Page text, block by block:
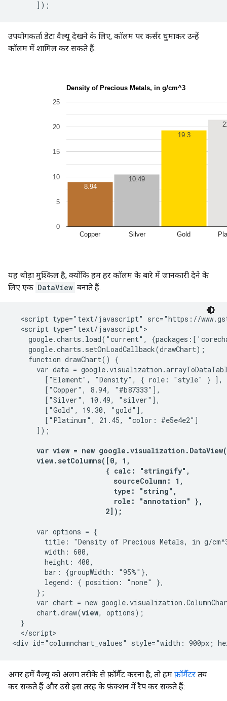
उपयोगकर्ता डेटा वैल्यू देखने के लिए, कॉलम पर कर्सर घुमाकर उन्हें
कॉलम में शामिल कर सकते हैं:
यह थोड़ा मुश्किल है, क्योंकि हम हर कॉलम के बारे में जानकारी देने के
लिए एक DataView बनाते हैं.
<script type="text/javascript" src="https://
  <script type="text/javascript">
google.charts.load("current",
    google.charts.setOnLoadCallback(drawChart);
    function drawChart() {
var data =
        ["Element", "Density", { role: "style" } ],
        ["Copper", 8.94, "#b87333"],
        ["Silver", 10.49, "silver"],
        ["Gold", 19.30, "gold"],
        ["Platinum", 21.45, "color: #e5e4e2"]
      ]);
var view = new
      view.setColumns([0, 1,
                       { calc: "stringify",
                         sourceColumn: 1,
                         type: "string",
                         role: "annotation" },
                       2]);
      var options = {
title: "Density of Precious Metals, in g/
        width: 600,
        height: 400,
        bar: {groupWidth: "95%"},
        legend: { position: "none" },
      };
var chart = new
      chart.draw(
view, options);
  }
  </script>
अगर हमें वैल्यू को अलग तरीके से फ़ॉर्मैट करना है, तो हम फ़ॉर्मैटर तय
कर सकते हैं और उसे इस तरह के फ़ंक्शन में रैप कर सकते हैं: